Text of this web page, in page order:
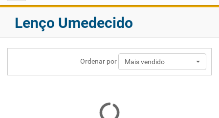
navigation
Lenço Umedecido
Ordenar por Mais vendido